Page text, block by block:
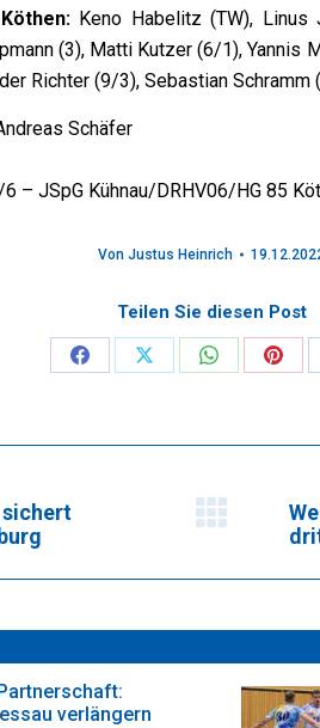
Keno Habelitz (TW), Linus
(3), Matti Kutzer (6/1), Yannis
Richter (9/3), Sebastian Schramm
Schäfer
6 – JSpG Kühnau/DRHV06/HG 85
Von Justus Heinrich
Teilen Sie diesen Post
Share
Facebook
Share
X
Share
sichert
verlängern